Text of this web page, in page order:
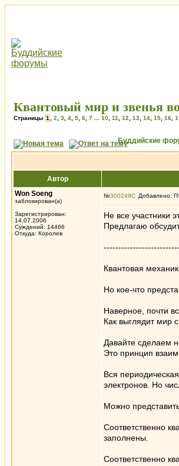
Квантовый мир и звенья
Страницы 1 2 3 4 5 6 7 10 11 12 13 14 15 16
Буддийские
Автор
Won Soeng
заблокирован(а)
Зарегистрирован:
14.07.2006
Суждений: 14466
Откуда: Королев
№300249 Добавлено:
Не все участники
Предлагаю
Квантовая
Но кое-что
Наверное, почти
Как выглядит мир
Давайте сделаем
Это принцип
Вся
электронов. Но
Можно
Соответственно
заполнены.
Соответственно